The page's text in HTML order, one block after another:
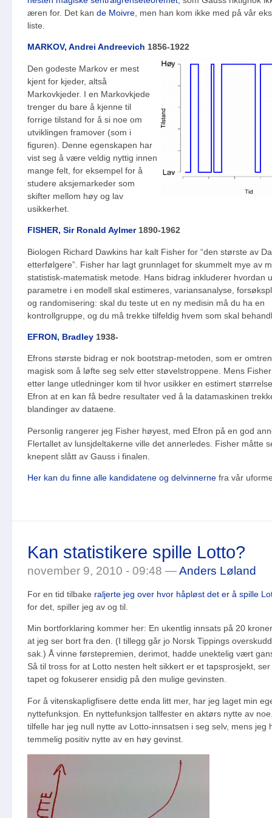
æren for. Det kan de Moivre , men han kom ikke med på vår
liste.
MARKOV, Andrei Andreevich 1856-1922
Den godeste Markov er mest
kjent for kjeder, altså
Markovkjeder. I en Markovkjede
trenger du bare å kjenne til
forrige tilstand for å si noe om
utviklingen framover (som i
figuren). Denne egenskapen har
vist seg å være veldig nyttig innen
mange felt, for eksempel for å
studere aksjemarkeder som
skifter mellom høy og lav
usikkerhet.
FISHER, Sir Ronald Aylmer1890-1962
Biologen Richard Dawkins har kalt Fisher for “den største av
etterfølgere”. Fisher har lagt grunnlaget for skummelt mye av
statistisk-matematisk metode. Hans bidrag inkluderer hvordan
parametre i en modell skal estimeres, variansanalyse,
og randomisering: skal du teste ut en ny medisin må du ha en
kontrollgruppe, og du må trekke tilfeldig hvem som skal
EFRON, Bradley 1938-
Efrons største bidrag er nok bootstrap-metoden, som er
magisk som å løfte seg selv etter støvelstroppene. Mens
etter lange utledninger kom til hvor usikker en estimert
Efron at en kan få bedre resultater ved å la datamaskinen
blandinger av dataene.
Personlig rangerer jeg Fisher høyest, med Efron på en god
Flertallet av lunsjdeltakerne ville det annerledes. Fisher måtte
knepent slått av Gauss i finalen.
Her kan du finne alle kandidatene og delvinnerne fra vår
Kan statistikere spille Lotto?
november 9, 2010 - 09:48 —Anders Løland
For en tid tilbake raljerte jeg over hvor håpløst det er å spille
for det, spiller jeg av og til.
Min bortforklaring kommer her: En ukentlig innsats på 20
at jeg ser bort fra den. (I tillegg går jo Norsk Tippings
sak.) Å vinne førstepremien, derimot, hadde unektelig vært
Så til tross for at Lotto nesten helt sikkert er et tapsprosjekt,
tapet og fokuserer ensidig på den mulige gevinsten.
For å vitenskapligfisere dette enda litt mer, har jeg laget min
nyttefunksjon. En nyttefunksjon tallfester en aktørs nytte av
tilfelle har jeg null nytte av Lotto-innsatsen i seg selv, mens jeg
temmelig positiv nytte av en høy gevinst.